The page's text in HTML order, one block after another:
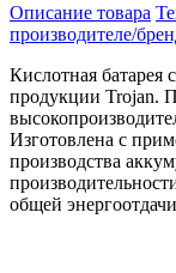
Описание товара
производителе/
Кислотная батарея
продукции Trojan.
Изготовлена с
производства
общей